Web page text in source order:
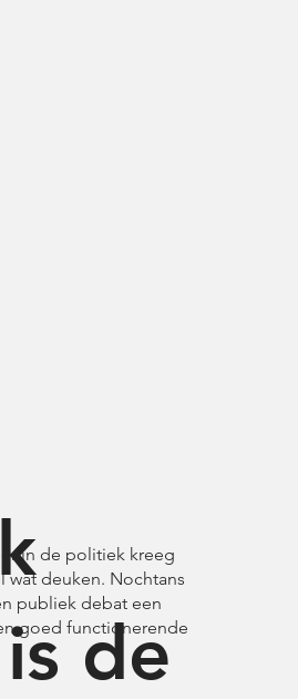
in de politiek kreeg
deuken. Nochtans
publiek debat een
goed functionerende
de